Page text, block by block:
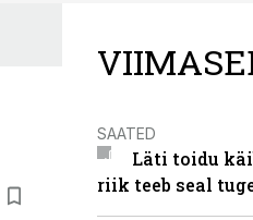
SAATED
Läti toidu
riik teeb seal